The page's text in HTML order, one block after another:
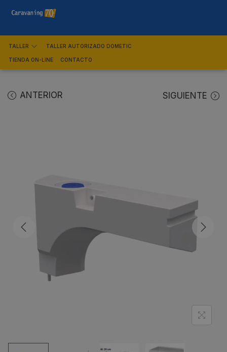
TALLER TALLER AUTORIZADO DOMETIC
TIENDA ON-LINE CONTACTO
ANTERIOR SIGUIENTE